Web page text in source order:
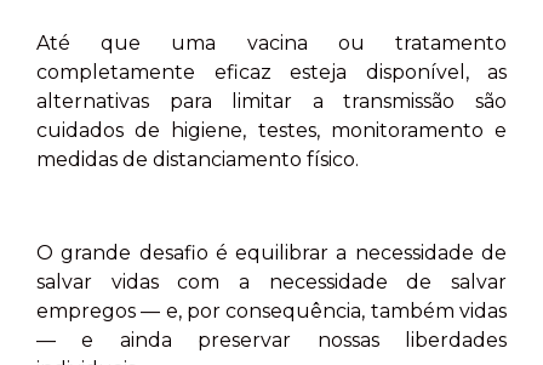
Até que uma vacina ou tratamento
completamente eficaz esteja disponível, as
alternativas para limitar a transmissão são
cuidados de higiene, testes, monitoramento e
medidas de distanciamento físico.
O grande desafio é equilibrar a necessidade de
salvar vidas com a necessidade de salvar
empregos — e, por consequência, também vidas
— e ainda preservar nossas liberdades